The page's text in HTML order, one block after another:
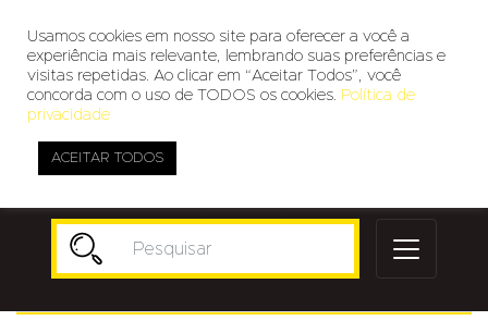
Usamos cookies em nosso site para oferecer a você a
experiência mais relevante, lembrando suas preferências e
visitas repetidas. Ao clicar em “Aceitar Todos”, você
concorda com o uso de TODOS os cookies. Política de
privacidade
ACEITAR TODOS